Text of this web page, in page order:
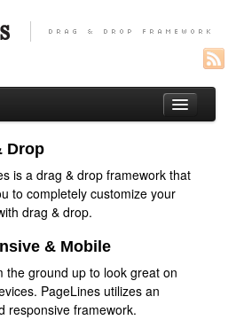
Indien
Drop
is a drag & drop framework that
to completely customize your
drag & drop.
& Mobile
the ground up to look great on
PageLines utilizes an
responsive framework.